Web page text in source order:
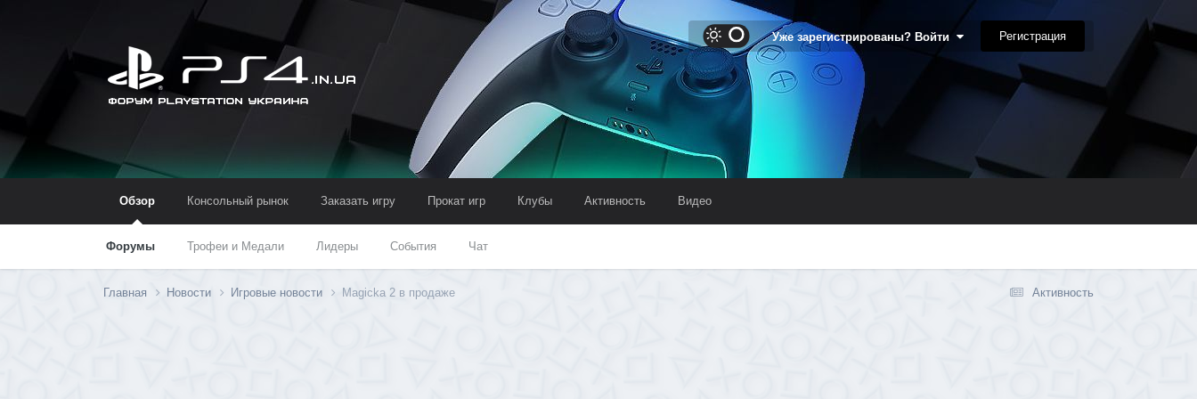
Уже зарегистрированы? Войти Регистрация
Обзор
Форумы Трофеи и Медали Лидеры События Чат
Консольный рынок Заказать игру Прокат игр Клубы Активность Видео
Активность
Главная Новости Игровые новости Magicka 2 в продаже